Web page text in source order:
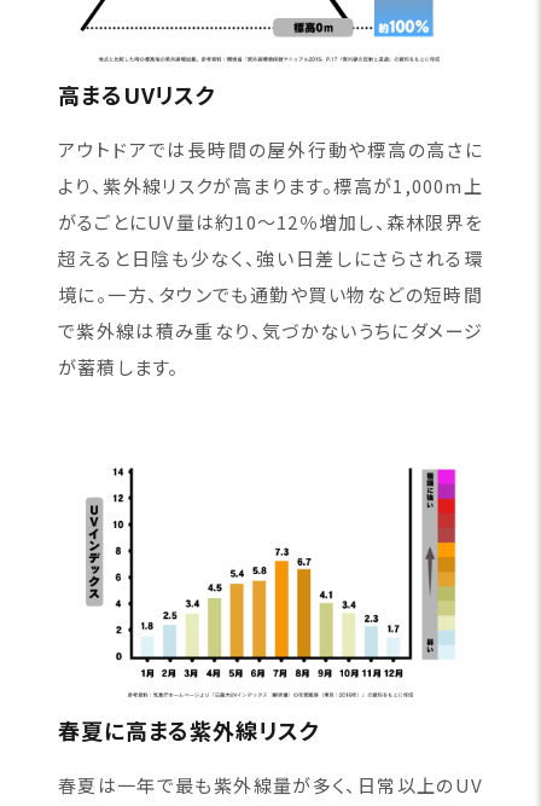
高まるUVリスク
アウトドアでは長時間の屋外行動や標高の高さに
より、紫外線リスクが高まります。標高が1,000m上
がるごとにUV量は約10〜12％増加し、森林限界を
超えると日陰も少なく、強い日差しにさらされる環
境に。一方、タウンでも通勤や買い物などの短時間
で紫外線は積み重なり、気づかないうちにダメージ
が蓄積します。
春夏に高まる紫外線リスク
春夏は一年で最も紫外線量が多く、日常以上のUV